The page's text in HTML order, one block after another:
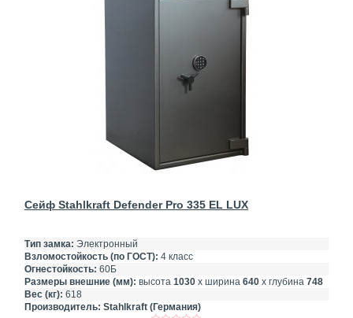
Сейф Stahlkraft Defender Pro 335 EL LUX
Тип замка: Электронный
Взломостойкость (по ГОСТ): 4 класс
Огнестойкость: 60Б
Размеры внешние (мм): высота 1030 х ширина 640 х глубина 748
Вес (кг): 618
Производитель: Stahlkraft (Германия)